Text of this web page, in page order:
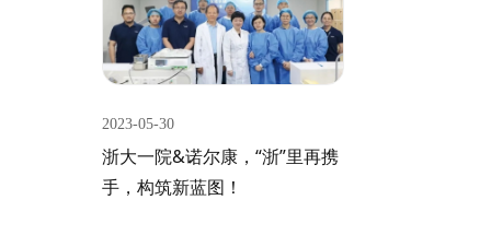
2023-05-30
浙大一院&诺尔康，“浙”里再携
手，构筑新蓝图！